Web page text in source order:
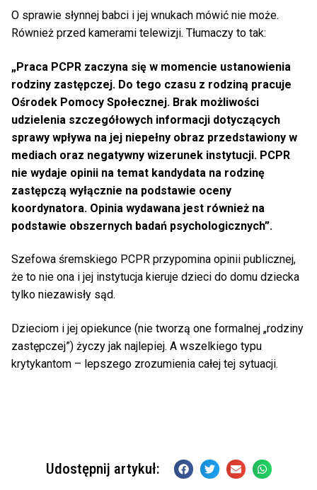
O sprawie słynnej babci i jej wnukach mówić nie może.
Również przed kamerami telewizji. Tłumaczy to tak:
„Praca PCPR zaczyna się w momencie ustanowienia
rodziny zastępczej. Do tego czasu z rodziną pracuje
Ośrodek Pomocy Społecznej. Brak możliwości
udzielenia szczegółowych informacji dotyczących
sprawy wpływa na jej niepełny obraz przedstawiony w
mediach oraz negatywny wizerunek instytucji. PCPR
nie wydaje opinii na temat kandydata na rodzinę
zastępczą wyłącznie na podstawie oceny
koordynatora. Opinia wydawana jest również na
podstawie obszernych badań psychologicznych”.
Szefowa śremskiego PCPR przypomina opinii publicznej,
że to nie ona i jej instytucja kieruje dzieci do domu dziecka
tylko niezawisły sąd.
Dzieciom i jej opiekunce (nie tworzą one formalnej „rodziny
zastępczej”) życzy jak najlepiej. A wszelkiego typu
krytykantom – lepszego zrozumienia całej tej sytuacji.
Udostępnij artykuł: